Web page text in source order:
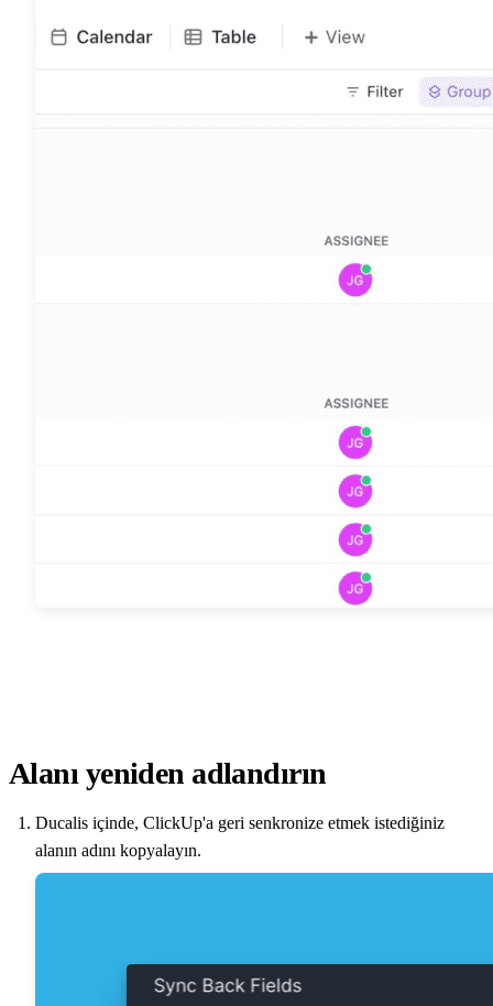
Alanı yeniden adlandırın
Ducalis içinde, ClickUp'a geri senkronize etmek istediğiniz
alanın adını kopyalayın.